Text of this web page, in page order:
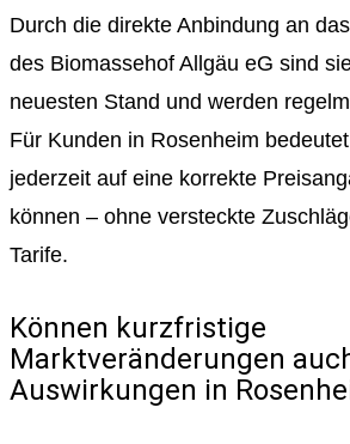
Durch die direkte Anbindung an
des Biomassehof Allgäu eG sind
neuesten Stand und werden
Für Kunden in Rosenheim
jederzeit auf eine korrekte
können – ohne versteckte
Tarife.
Können kurzfristige
Marktveränderungen
Auswirkungen in